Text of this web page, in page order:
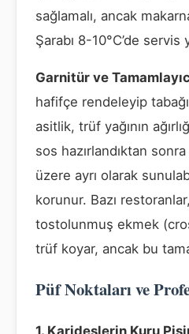
sağlamalı, ancak
Şarabı 8-10°C’de servis
Garnitür ve
hafifçe rendeleyip
asitlik, trüf yağının
sos hazırlandıktan
üzere ayrı olarak
korunur. Bazı
tostolunmuş ekmek
trüf koyar, ancak bu
Püf Noktaları ve
1. Karideslerin Kuru